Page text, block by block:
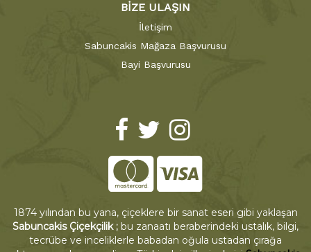
BİZE ULAŞIN
İletişim
Sabuncakis Mağaza Başvurusu
Bayi Başvurusu
1874 yılından bu yana, çiçeklere bir sanat eseri gibi yaklaşan
Sabuncakis Çiçekçilik ; bu zanaatı beraberindeki ustalık, bilgi,
tecrübe ve inceliklerle babadan oğula ustadan çırağa